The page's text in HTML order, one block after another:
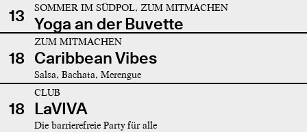
13 SOMMER IM SÜDPOL, ZUM MITMACHEN
Yoga an der Buvette
18
ZUM MITMACHEN
Caribbean Vibes
Salsa, Bachata, Merengue
18
CLUB
LaVIVA
Die barrierefreie Party für alle